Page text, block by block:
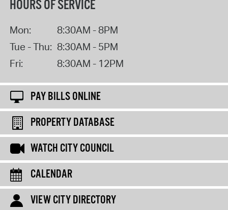
HOURS OF SERVICE
Mon:
8:30AM - 8PM
Tue - Thu: 8:30AM - 5PM
Fri:
8:30AM - 12PM
PAY BILLS ONLINE
PROPERTY DATABASE
WATCH CITY COUNCIL
CALENDAR
VIEW CITY DIRECTORY